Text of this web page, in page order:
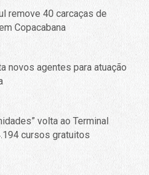
remove 40 carcaças de
Copacabana
novos agentes para atuação
volta ao Terminal
cursos gratuitos